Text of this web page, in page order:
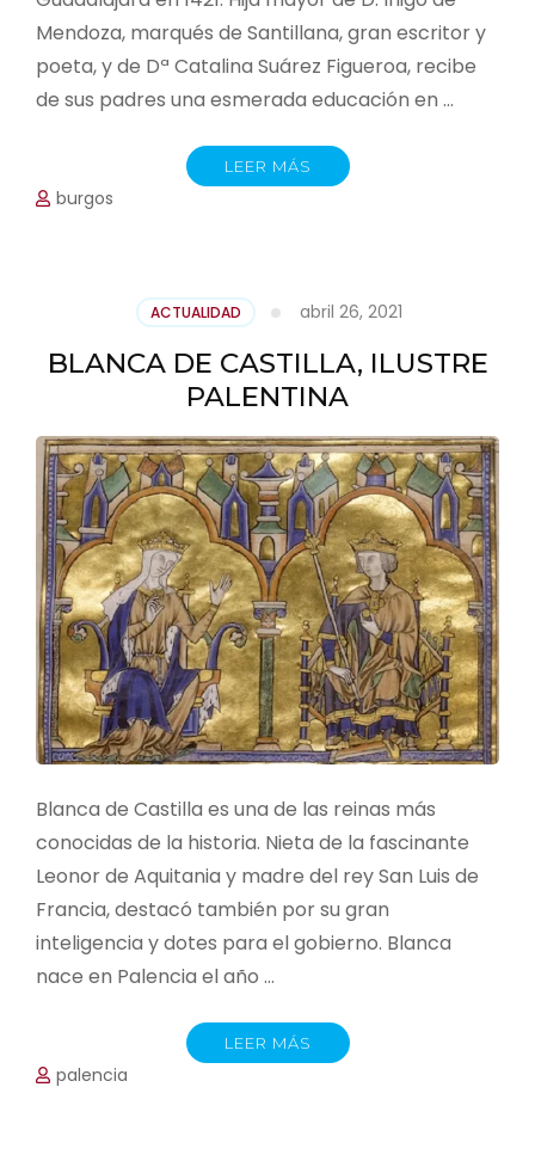
Mendoza, marqués de Santillana, gran escritor y
poeta, y de Dª Catalina Suárez Figueroa, recibe
de sus padres una esmerada educación en …
LEER MÁS
burgos
ACTUALIDAD abril 26, 2021
BLANCA DE CASTILLA, ILUSTRE
PALENTINA
Blanca de Castilla es una de las reinas más
conocidas de la historia. Nieta de la fascinante
Leonor de Aquitania y madre del rey San Luis de
Francia, destacó también por su gran
inteligencia y dotes para el gobierno. Blanca
nace en Palencia el año …
LEER MÁS
palencia